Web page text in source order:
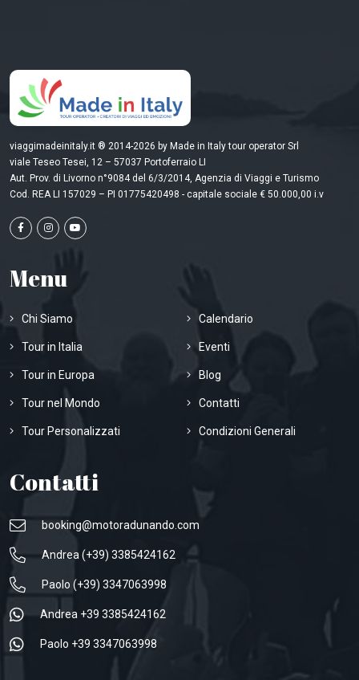
viaggimadeinitaly.it ® 2014-2026 by Made in Italy tour operator Srl
viale Teseo Tesei, 12 – 57037 Portoferraio LI
Aut. Prov. di Livorno n°9084 del 6/3/2014, Agenzia di Viaggi e Turismo
Cod. REA LI 157029 – PI 01775420498 - capitale sociale € 50.000,00 i.v
Menu
Chi Siamo
Tour in Italia
Tour in Europa
Tour nel Mondo
Tour Personalizzati
Calendario
Eventi
Blog
Contatti
Condizioni Generali
Contatti
booking@motoradunando.com
Andrea (+39) 3385424162
Paolo (+39) 3347063998
Andrea +39 3385424162
Paolo +39 3347063998